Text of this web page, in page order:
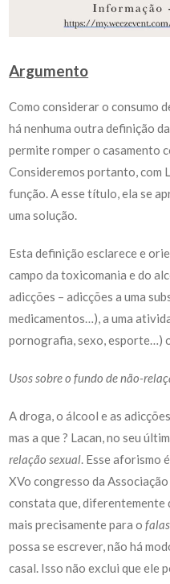
Argumento
Como considerar o consumo
há nenhuma outra definição
permite romper o casamento
Consideremos portanto, com
função. A esse título, ela se
uma solução.
Esta definição esclarece e
campo da toxicomania e do
adicções – adicções a uma
medicamentos…), a uma
pornografia, sexo, esporte…)
Usos sobre o fundo de não-
A droga, o álcool e as
mas a que ? Lacan, no seu
relação sexual. Esse aforismo
XVo congresso da
constata que, diferentemente
mais precisamente para o
possa se escrever, não há
casal. Isso não exclui que ele